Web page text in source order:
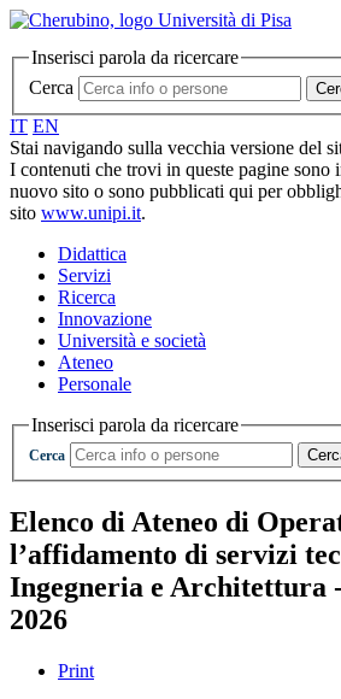
Inserisci parola da ricercare
Cerca
IT EN
Stai navigando sulla vecchia versione del
I contenuti che trovi in queste pagine sono
nuovo sito o sono pubblicati qui per
sito www.unipi.it.
Didattica
Servizi
Ricerca
Innovazione
Università e società
Ateneo
Personale
Inserisci parola da ricercare
Cerca
Elenco di Ateneo di
l’affidamento di servizi
Ingegneria e Architettura
2026
Print